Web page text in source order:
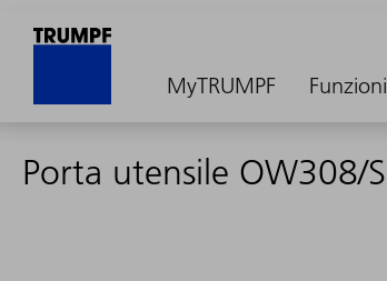
MyTRUMPF Funzioni
Porta utensile OW308/S